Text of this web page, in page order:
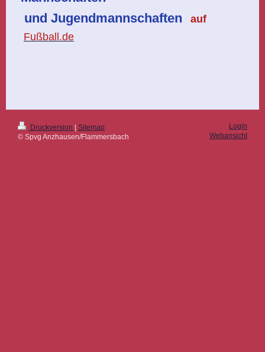
und Jugendmannschaften
auf
Fußball.de
Druckversion
Sitemap
© Spvg Anzhausen/Flammersbach
Login
Webansicht